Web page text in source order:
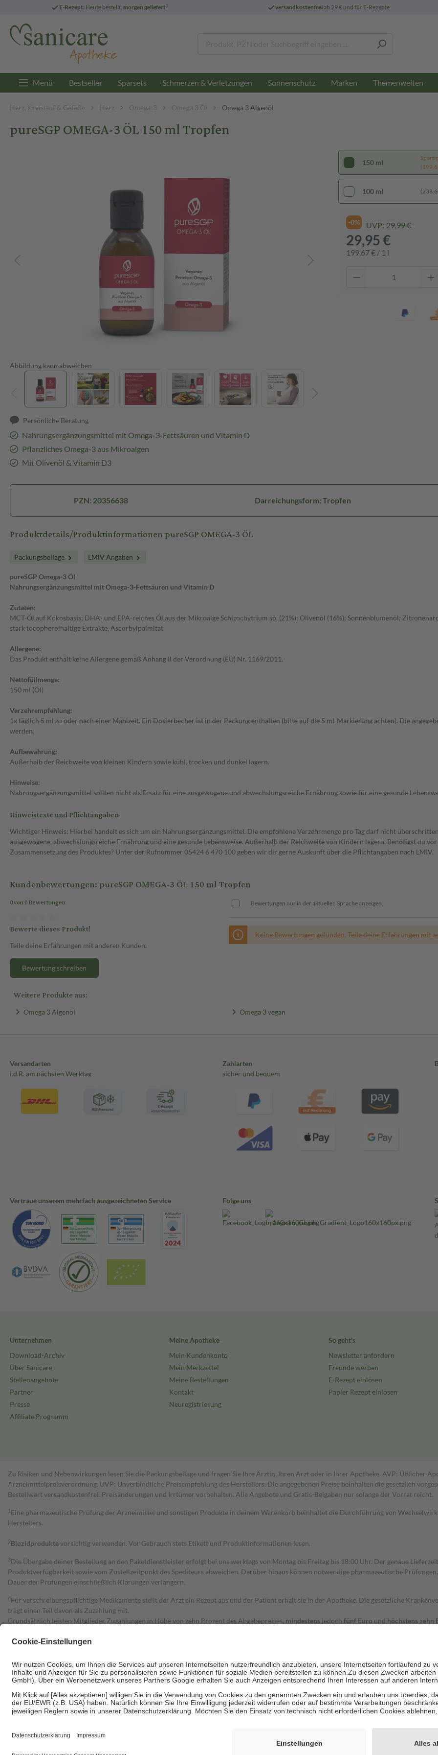
E-Rezept: Heute bestellt, morgen geliefert3 versandkostenfreiab 29 € und für E-Rezepte
Menü Bestseller Sparsets Schmerzen & Verletzungen Sonnenschutz Marken Themenwelten
Herz, Kreislauf & Gefäße Herz Omega-3 Omega 3 Öl Omega 3 Algenöl
pureSGP OMEGA-3 ÖL 150 ml Tropfen
Abbildung kann abweichen
Persönliche Beratung
Nahrungsergänzungsmittel mit Omega-3-Fettsäuren und Vitamin D
Pflanzliches Omega-3 aus Mikroalgen
Mit Olivenöl & Vitamin D3
150 ml
100 ml
-0% UVP: 29,99 €
29,95 €
199,67 € / 1 l
PZN: 20356638 Darreichungsform: Tropfen
Produktdetails/Produktinformationen pureSGP OMEGA-3 ÖL
Packungsbeilage LMIV Angaben
pureSGP Omega-3 Öl
Nahrungsergänzungsmittel mit Omega-3-Fettsäuren und Vitamin D
Zutaten:
MCT-Öl auf Kokosbasis; DHA- und EPA-reiches Öl aus der Mikroalge Schizochytrium sp. (21%); Olivenöl (16%); Sonnenblumenöl;
stark tocopherolhaltige Extrakte, Ascorbylpalmitat
Allergene:
Das Produkt enthält keine Allergene gemäß Anhang II der Verordnung (EU) Nr. 1169/2011.
Nettofüllmenge:
150 ml (Öl)
Verzehrempfehlung:
1x täglich 5 ml zu oder nach einer Mahlzeit. Ein Dosierbecher ist in der Packung enthalten (bitte auf die 5 ml-Markierung achten). Die
werden.
Aufbewahrung:
Außerhalb der Reichweite von kleinen Kindern sowie kühl, trocken und dunkel lagern.
Hinweise:
Nahrungsergänzungsmittel sollten nicht als Ersatz für eine ausgewogene und abwechslungsreiche Ernährung sowie für eine gesunde
Hinweistexte und Pflichtangaben
Wichtiger Hinweis: Hierbei handelt es sich um ein Nahrungsergänzungsmittel. Die empfohlene Verzehrmenge pro Tag darf nicht
ausgewogene, abwechslungsreiche Ernährung und eine gesunde Lebensweise. Außerhalb der Reichweite von Kindern lagern. Benötigst du
Zusammensetzung des Produktes? Unter der Rufnummer 05424 6 470 100 geben wir dir gerne Auskunft über die Pflichtangaben nach LMIV.
Kundenbewertungen: pureSGP OMEGA-3 ÖL 150 ml Tropfen
0 von 0 Bewertungen
Bewerte dieses Produkt!
Teile deine Erfahrungen mit anderen Kunden.
Bewertung schreiben
Bewertungen nur in der aktuellen Sprache anzeigen.
Keine Bewertungen gefunden. Teile deine Erfahrungen mit
Weitere Produkte aus:
Omega 3 Algenöl Omega 3 vegan
Versandarten
i.d.R. am nächsten Werktag
Zahlarten
sicher und bequem
Vertraue unserem mehrfach ausgezeichneten Service Folge uns
Unternehmen
Download-Archiv
Über Sanicare
Stellenangebote
Partner
Presse
Affiliate Programm
Meine Apotheke
Mein Kundenkonto
Mein Merkzettel
Meine Bestellungen
Kontakt
Neuregistrierung
So geht's
Newsletter anfordern
Freunde werben
E-Rezept einlösen
Papier Rezept einlösen
Zu Risiken und Nebenwirkungen lesen Sie die Packungsbeilage und fragen Sie Ihre Ärztin, Ihren Arzt oder in Ihrer Apotheke. AVP: Üblicher
Arzneimittelpreisverordnung. UVP: Unverbindliche Preisempfehlung des Herstellers. Die angegebenen Preise beinhalten die gesetzlich
Bestell­wert versand­kosten­frei. Preisänderungen und Irrtümer vorbehalten. Alle Angebote und Gratis-Beigaben nur solange der Vorrat reicht.
1 Eine pharmazeutische Prüfung der Arzneimittel und sonstigen Produkte in deinem Warenkorb beinhaltet die Durchführung von
Herstellers.
2Biozidproduktevorsichtig verwenden. Vor Gebrauch stets Etikett und Produktinformationen lesen.
3Die Übergabe deiner Bestellung an den Paketdienstleister erfolgt bei uns werktags von Montag bis Freitag bis 18:00 Uhr. Der genaue
Produktverfügbarkeit sowie vom Zustellzeitpunkt des Spediteurs abweichen. Darüber hinaus können notwendige pharmazeutische
Dauer der Prüfungen einschließlich Klärungen verlängern.
4Für verschreibungspflichtige Medikamente stellt der Arzt ein Rezept aus und der Patient erhält sie in der Apotheke. Die gesetzliche
trägt einen Teil davon als Zuzahlung mit.
Grundsätzlich leisten Mitglieder Zuzahlungen in Höhe von zehn Prozent des Abgabepreises, mindestens jedoch fünf Euro und höchstens zehn
Diese Regeln gelten grundsätzlich auch für Online-Apotheken.
Um das Engagement der Versicherten für ihre eigene Gesundheit zu stärken und die besondere Stellung der Familie zu unterstützen, fallen
• Kindern und Jugendlichen bis zum vollendeten 18. Lebensjahr mit Ausnahme der Fahrkosten
• Untersuchungen zur Vorsorge und Früherkennung, die von der GKV getragen werden
• empfohlenen Schutzimpfungen
• Harn- und Blutteststreifen
Informationen findest du hier: https://help.etrusted.com/hc/de/articles/4419944605341